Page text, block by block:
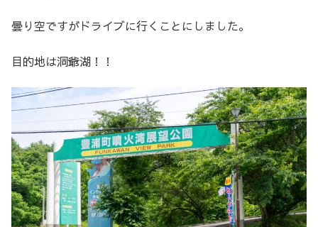
曇り空ですがドライブに行くことにしました。
目的地は洞爺湖！！